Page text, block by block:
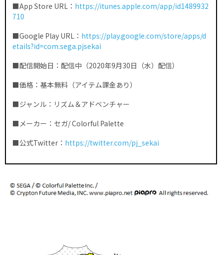
■App Store URL： https://itunes.apple.com/app/id1489932
710
■Google Play URL： https://play.google.com/store/apps/d
etails?id=com.sega.pjsekai
■配信開始日：配信中（2020年9月30日（水）配信）
■価格：基本無料（アイテム課金あり）
■ジャンル：リズム＆アドベンチャー
■メーカー：セガ/ Colorful Palette
■公式Twitter： https://twitter.com/pj_sekai